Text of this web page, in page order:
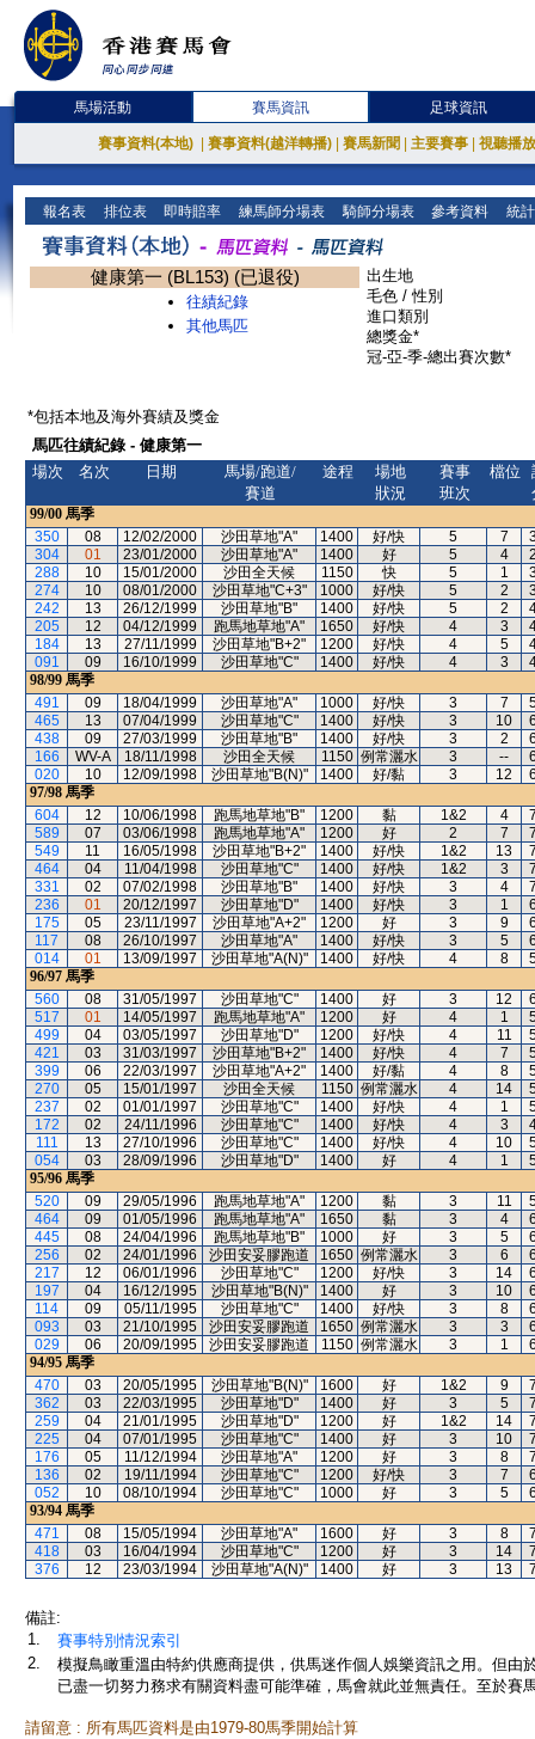
馬場活動 賽馬資訊 足球資訊
賽事資料(本地) 賽事資料(越洋轉播) 賽馬新聞 主要賽事 視聽播
報名表 排位表 即時賠率 練馬師分場表 騎師分場表 參考資料 統
健康第一 (BL153) (已退役)
往績紀錄
其他馬匹
出生地
毛色 / 性別
進口類別
總獎金*
冠-亞-季-總出賽次數*
*包括本地及海外賽績及獎金
馬匹往績紀錄 - 健康第一
場次
名次 日期
馬場/跑道/
賽道
途程
場地
狀況
賽事
班次
檔位
99/00 馬季
350
08 12/02/2000 沙田草地"A" 1400 好/快 5 7
304
01 23/01/2000 沙田草地"A" 1400 好 5 4
288
10 15/01/2000 沙田全天候 1150 快 5 1
274
10 08/01/2000 沙田草地"C+3" 1000 好/快 5 2
242
13 26/12/1999 沙田草地"B" 1400 好/快 5 2
205
12 04/12/1999 跑馬地草地"A" 1650 好/快 4 3
184
13 27/11/1999 沙田草地"B+2" 1200 好/快 4 5
091
09 16/10/1999 沙田草地"C" 1400 好/快 4 3
98/99 馬季
491
09 18/04/1999 沙田草地"A" 1000 好/快 3 7
465
13 07/04/1999 沙田草地"C" 1400 好/快 3 10
438
09 27/03/1999 沙田草地"B" 1400 好/快 3 2
166
WV-A 18/11/1998 沙田全天候 1150 例常灑水 3 --
020
10 12/09/1998 沙田草地"B(N)" 1400 好/黏 3 12
97/98 馬季
604
12 10/06/1998 跑馬地草地"B" 1200 黏 1&2 4
589
07 03/06/1998 跑馬地草地"A" 1200 好 2 7
549
11 16/05/1998 沙田草地"B+2" 1400 好/快 1&2 13
464
04 11/04/1998 沙田草地"C" 1400 好/快 1&2 3
331
02 07/02/1998 沙田草地"B" 1400 好/快 3 4
236
01 20/12/1997 沙田草地"D" 1400 好/快 3 1
175
05 23/11/1997 沙田草地"A+2" 1200 好 3 9
117
08 26/10/1997 沙田草地"A" 1400 好/快 3 5
014
01 13/09/1997 沙田草地"A(N)" 1400 好/快 4 8
96/97 馬季
560
08 31/05/1997 沙田草地"C" 1400 好 3 12
517
01 14/05/1997 跑馬地草地"A" 1200 好 4 1
499
04 03/05/1997 沙田草地"D" 1200 好/快 4 11
421
03 31/03/1997 沙田草地"B+2" 1400 好/快 4 7
399
06 22/03/1997 沙田草地"A+2" 1400 好/黏 4 8
270
05 15/01/1997 沙田全天候 1150 例常灑水 4 14
237
02 01/01/1997 沙田草地"C" 1400 好/快 4 1
172
02 24/11/1996 沙田草地"C" 1400 好/快 4 3
111
13 27/10/1996 沙田草地"C" 1400 好/快 4 10
054
03 28/09/1996 沙田草地"D" 1400 好 4 1
95/96 馬季
520
09 29/05/1996 跑馬地草地"A" 1200 黏 3 11
464
09 01/05/1996 跑馬地草地"A" 1650 黏 3 4
445
08 24/04/1996 跑馬地草地"B" 1000 好 3 5
256
02 24/01/1996 沙田安妥膠跑道 1650 例常灑水 3 6
217
12 06/01/1996 沙田草地"C" 1200 好/快 3 14
197
04 16/12/1995 沙田草地"B(N)" 1400 好 3 10
114
09 05/11/1995 沙田草地"C" 1400 好/快 3 8
093
03 21/10/1995 沙田安妥膠跑道 1650 例常灑水 3 3
029
06 20/09/1995 沙田安妥膠跑道 1150 例常灑水 3 1
94/95 馬季
470
03 20/05/1995 沙田草地"B(N)" 1600 好 1&2 9
362
03 22/03/1995 沙田草地"D" 1400 好 3 5
259
04 21/01/1995 沙田草地"D" 1200 好 1&2 14
225
04 07/01/1995 沙田草地"C" 1400 好 3 10
176
05 11/12/1994 沙田草地"A" 1200 好 3 8
136
02 19/11/1994 沙田草地"C" 1200 好/快 3 7
052
10 08/10/1994 沙田草地"C" 1000 好 3 5
93/94 馬季
471
08 15/05/1994 沙田草地"A" 1600 好 3 8
418
03 16/04/1994 沙田草地"C" 1200 好 3 14
376
12 23/03/1994 沙田草地"A(N)" 1400 好 3 13
備註:
1.
賽事特別情況索引
2.
模擬鳥瞰重溫由特約供應商提供，供馬迷作個人娛樂資訊之用。但
已盡一切努力務求有關資料盡可能準確，馬會就此並無責任。至於賽
請留意 : 所有馬匹資料是由1979-80馬季開始計算